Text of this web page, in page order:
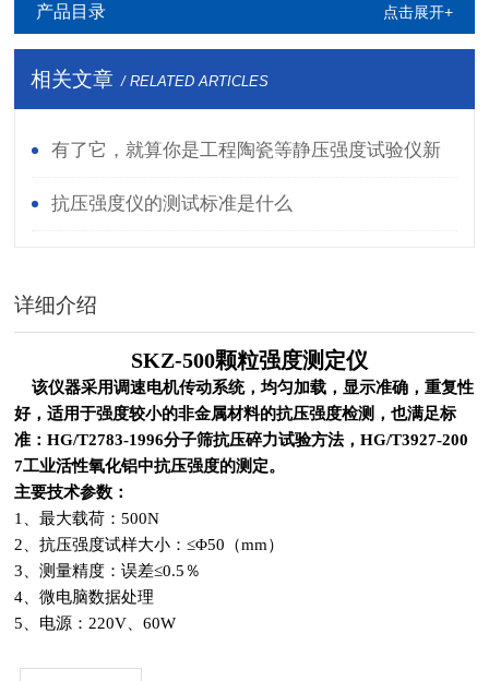
产品目录 点击展开+
相关文章 / RELATED ARTICLES
有了它，就算你是工程陶瓷等静压强度试验仪新
手也能变老师傅
抗压强度仪的测试标准是什么
详细介绍
SKZ-500颗粒强度测定仪
该仪器采用调速电机传动系统，均匀加载，显示准确，重复性
好，适用于强度较小的非金属材料的抗压强度检测，也满足标
准：HG/T2783-1996分子筛抗压碎力试验方法，HG/T3927-200
7工业活性氧化铝中抗压强度的测定。
主要技术参数：
1、最大载荷：500N
2、抗压强度试样大小：≤Φ50（mm）
3、测量精度：误差≤0.5％
4、微电脑数据处理
5、电源：220V、60W